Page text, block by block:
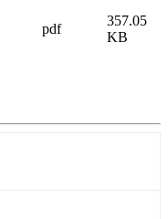
pdf
357.05
KB